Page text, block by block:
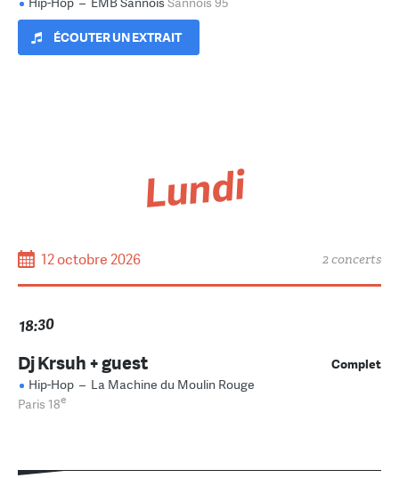
ÉCOUTER UN EXTRAIT
Lundi
12 octobre 2026 2 concerts
18:30
Complet
Dj Krsuh + guest
Hip-Hop – La Machine du Moulin Rouge
Paris 18e